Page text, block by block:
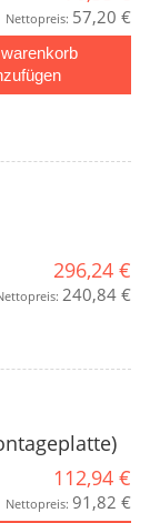
Nettopreis: 57,20 €
296,24 €
240,84 €
112,94 €
Nettopreis: 91,82 €